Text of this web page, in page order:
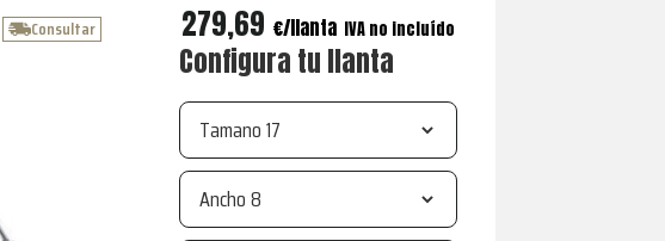
Consultar 279,69 € IVA no incluído
Configura tu llanta
Tamano
Ancho